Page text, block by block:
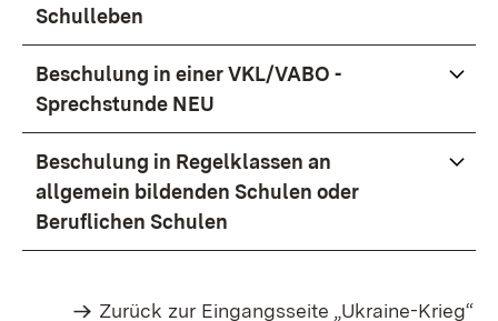
Schulleben
Beschulung in einer VKL/VABO -
Sprechstunde NEU
Beschulung in Regelklassen an
allgemein bildenden Schulen oder
Beruflichen Schulen
Zurück zur Eingangsseite „Ukraine-Krieg“